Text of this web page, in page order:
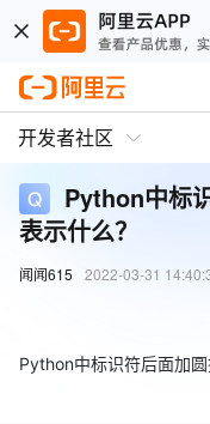
开发者社区
Python中标
表示什么？
闻闻615 2022-03-31
Python中标识符后面加